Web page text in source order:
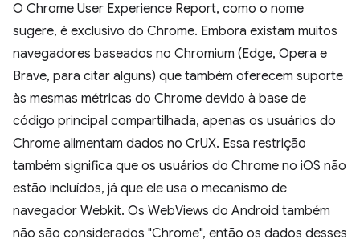
O Chrome User Experience Report, como o nome
sugere, é exclusivo do Chrome. Embora existam muitos
navegadores baseados no Chromium (Edge, Opera e
Brave, para citar alguns) que também oferecem suporte
às mesmas métricas do Chrome devido à base de
código principal compartilhada, apenas os usuários do
Chrome alimentam dados no CrUX. Essa restrição
também significa que os usuários do Chrome no iOS não
estão incluídos, já que ele usa o mecanismo de
navegador Webkit. Os WebViews do Android também
não são considerados "Chrome", então os dados desses